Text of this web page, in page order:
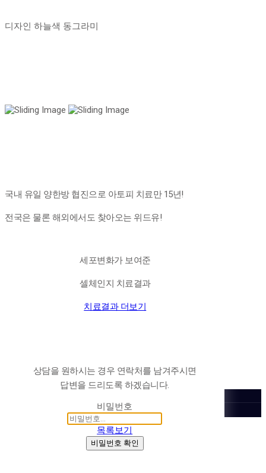
디자인 하늘색 동그라미
국내 유일 양한방 협진으로 아토피 치료만 15년!
전국은 물론 해외에서도 찾아오는 위드유!
세포변화가 보여준
셀체인지 치료결과
치료결과 더보기
상담을 원하시는 경우 연락처를 남겨주시면
답변을 드리도록 하겠습니다.
비밀번호
목록보기
비밀번호 확인